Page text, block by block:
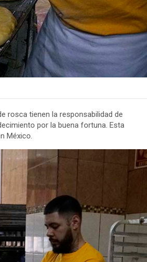
rosca tienen la responsabilidad de
por la buena fortuna. Esta
México.